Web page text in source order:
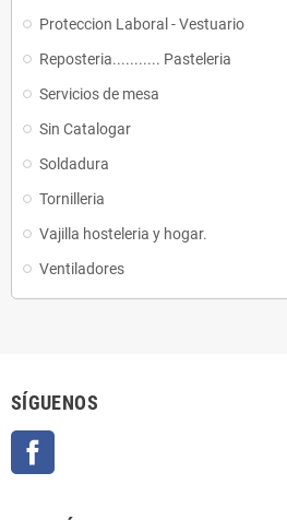
Proteccion Laboral - Vestuario
Reposteria........... Pasteleria
Servicios de mesa
Sin Catalogar
Soldadura
Tornilleria
Vajilla hosteleria y hogar.
Ventiladores
SÍGUENOS